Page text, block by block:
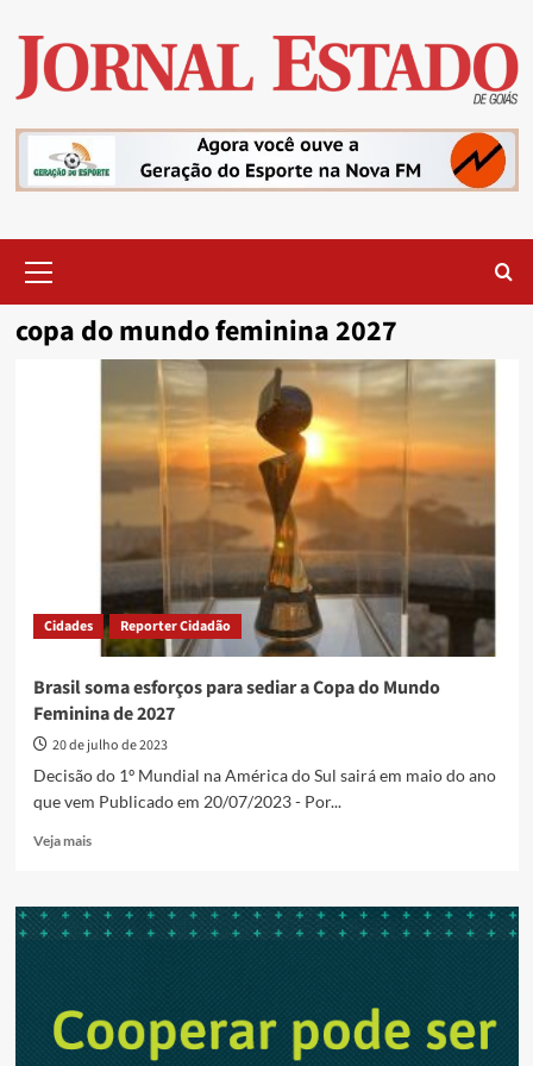
content
Menu
copa do mundo feminina 2027
Cidades Reporter Cidadão
Brasil soma esforços para sediar a Copa do Mundo
Feminina de 2027
20 de julho de 2023
Decisão do 1º Mundial na América do Sul sairá em maio do ano
que vem Publicado em 20/07/2023 - Por...
Veja maisRead
Brasil
soma
a
Copa